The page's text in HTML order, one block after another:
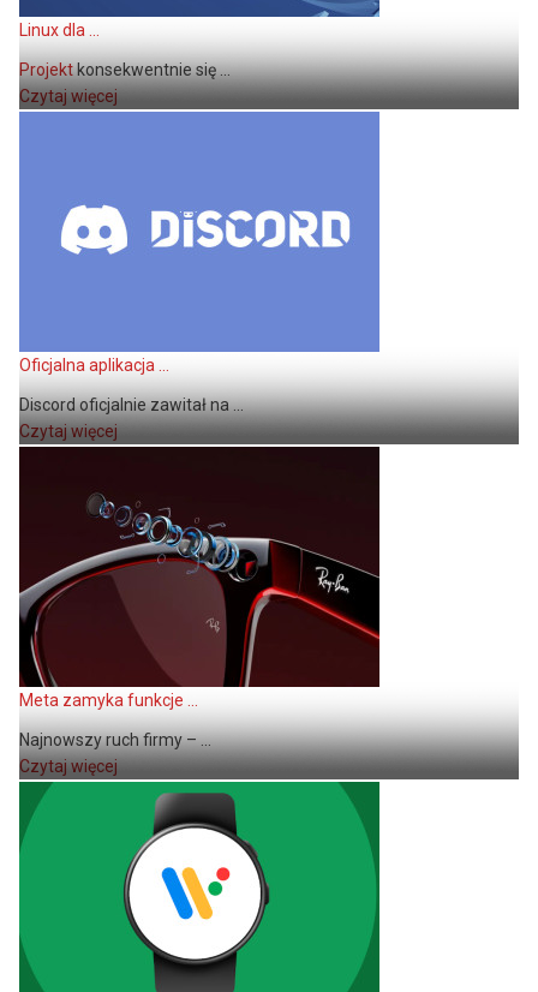
Linux dla ...
Projektkonsekwentnie się ...
Czytaj więcej
Oficjalna aplikacja ...
Discord oficjalnie zawitał na ...
Czytaj więcej
Meta zamyka funkcje ...
Najnowszy ruch firmy – ...
Czytaj więcej